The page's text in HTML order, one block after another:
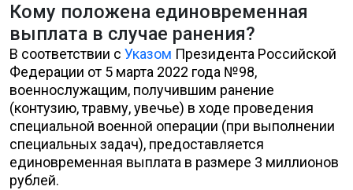
Кому положена единовременная
выплата в случае ранения?
В соответствии с Указом Президента Российской
Федерации от 5 марта 2022 года №98,
военнослужащим, получившим ранение
(контузию, травму, увечье) в ходе проведения
специальной военной операции (при выполнении
специальных задач), предоставляется
единовременная выплата в размере 3 миллионов
рублей.